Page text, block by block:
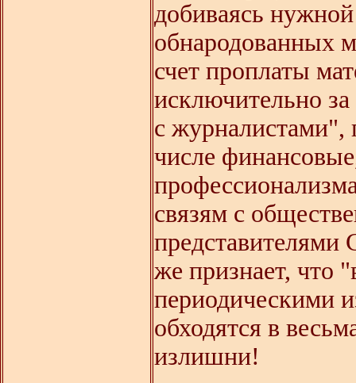
добиваясь
обнародованных
счет проплаты
исключительно
с журналистами",
числе
связям с
представителями
же признает, что
периодическими
обходятся в
излишни!